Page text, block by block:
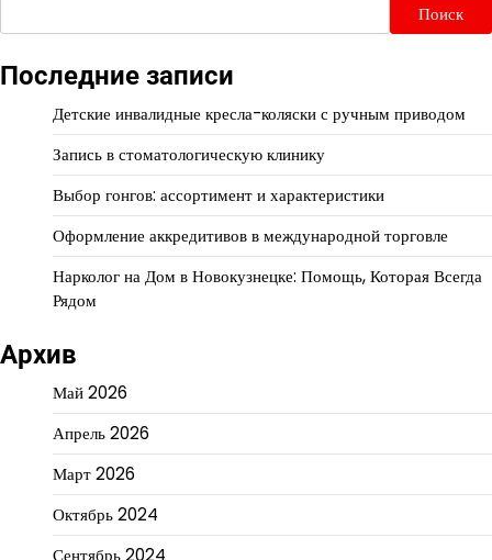
Поиск
Последние записи
Детские инвалидные кресла-коляски с ручным приводом
Запись в стоматологическую клинику
Выбор гонгов: ассортимент и характеристики
Оформление аккредитивов в международной торговле
Нарколог на Дом в Новокузнецке: Помощь, Которая Всегда
Рядом
Архив
Май 2026
Апрель 2026
Март 2026
Октябрь 2024
Сентябрь 2024